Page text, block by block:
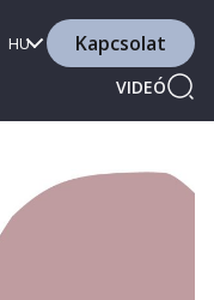
VIDEÓ
HU Kapcsolat